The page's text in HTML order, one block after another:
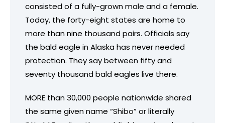
consisted of a fully-grown male and a female.
Today, the forty-eight states are home to
more than nine thousand pairs. Officials say
the bald eagle in Alaska has never needed
protection. They say between fifty and
seventy thousand bald eagles live there.
MORE than 30,000 people nationwide shared
the same given name “Shibo” or literally